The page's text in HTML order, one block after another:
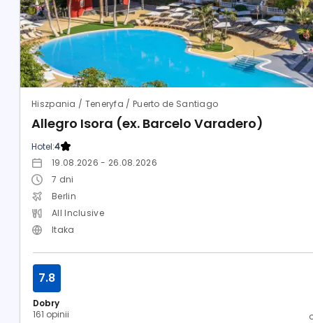
Hiszpania / Teneryfa / Puerto de Santiago
Allegro Isora (ex. Barcelo Varadero)
Hotel:4
19.08.2026 - 26.08.2026
7 dni
Berlin
All Inclusive
Itaka
Dobry
161 opinii
7.8